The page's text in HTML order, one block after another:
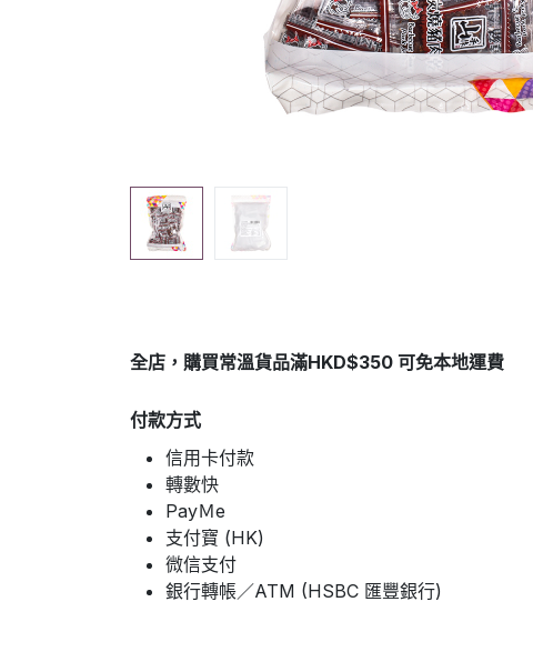
全店，購買常溫貨品滿HKD$350 可免本地運費
付款方式
信用卡付款
轉數快
PayＭe
支付寶 (HK)
微信支付
銀行轉帳／ATM (HSBC 匯豐銀行)